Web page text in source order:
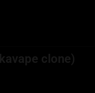
clone)